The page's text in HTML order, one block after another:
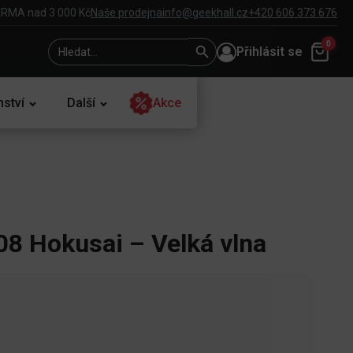
nad 3 000 KčNaše prodejnainfo@geekhall.cz+420 606 373 676
Search
for:
Search
Button
Přihlásit se
0
Další Akce
Hokusai – Velká vlna